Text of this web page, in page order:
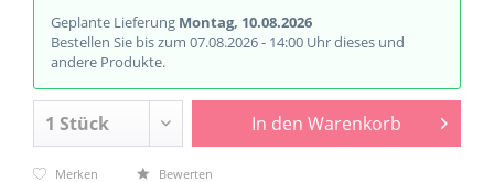
Geplante Lieferung Montag, 10.08.2026
Bestellen Sie bis zum 07.08.2026 - 14:00 Uhr dieses und
andere Produkte.
In den Warenkorb
Merken Bewerten